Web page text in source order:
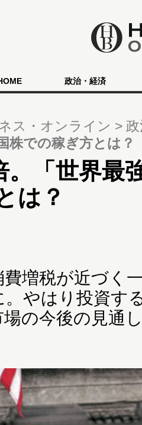
政治・経済
ス・オンライン
株での稼ぎ方とは？
。「世界最
は？
増税が近づく
。やはり投資す
の今後の見通